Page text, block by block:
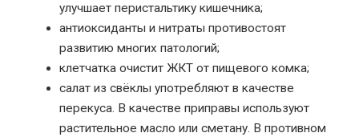
улучшает перистальтику кишечника;
антиоксиданты и нитраты противостоят
развитию многих патологий;
клетчатка очистит ЖКТ от пищевого комка;
салат из свёклы употребляют в качестве
перекуса. В качестве приправы используют
растительное масло или сметану. В противном